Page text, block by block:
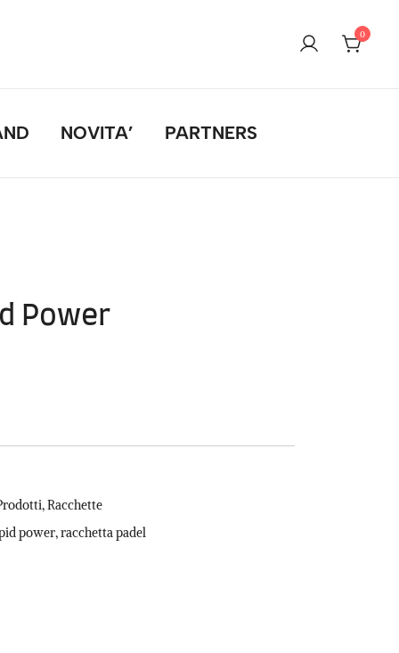
0
NOVITA’ PARTNERS
Power
,Racchette
power,racchetta padel